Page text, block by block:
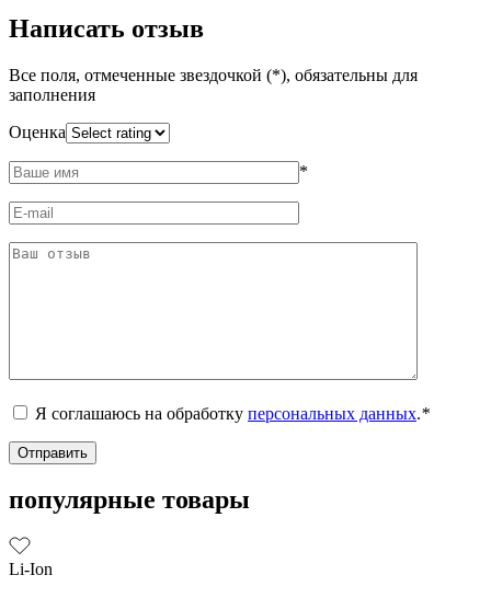
Написать отзыв
Все поля, отмеченные звездочкой (*), обязательны для
заполнения
Оценка
*
Я соглашаюсь на обработку персональных данных.*
популярные товары
Li-Ion